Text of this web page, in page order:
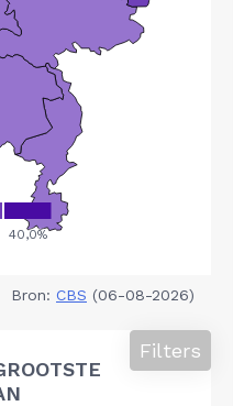
Bron: CBS (06-08-2026)
Filters